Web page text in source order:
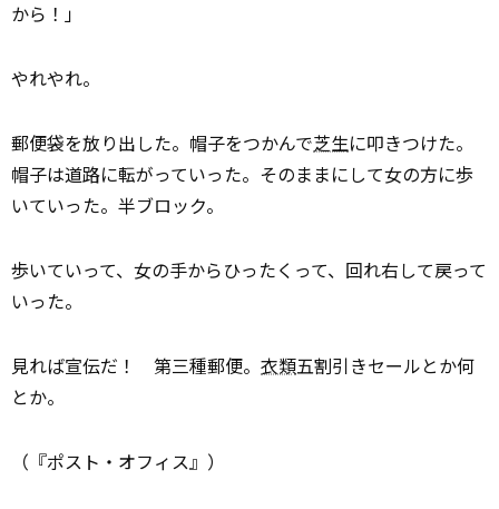
から！」
やれやれ。
郵便袋を放り出した。帽子をつかんで芝生に叩きつけた。
帽子は道路に転がっていった。そのままにして女の方に歩
いていった。半ブロック。
歩いていって、女の手からひったくって、回れ右して戻って
いった。
見れば宣伝だ！ 第三種郵便。 衣類五割引きセールとか何
とか。
（『ポスト・オフィス』）